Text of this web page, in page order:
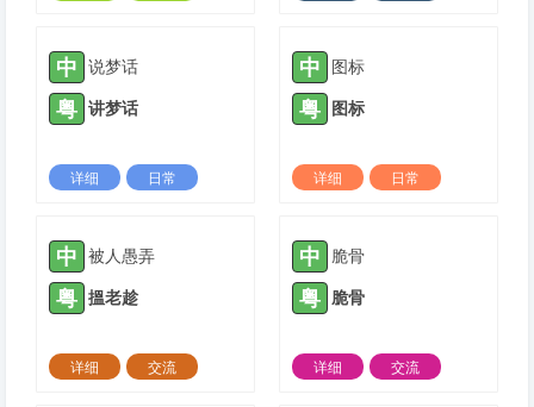
中 说梦话
粤 讲梦话
详细
日常
中 图标
粤 图标
详细
日常
中 被人愚弄
粤 搵老趁
详细
交流
中 脆骨
粤 脆骨
详细
交流